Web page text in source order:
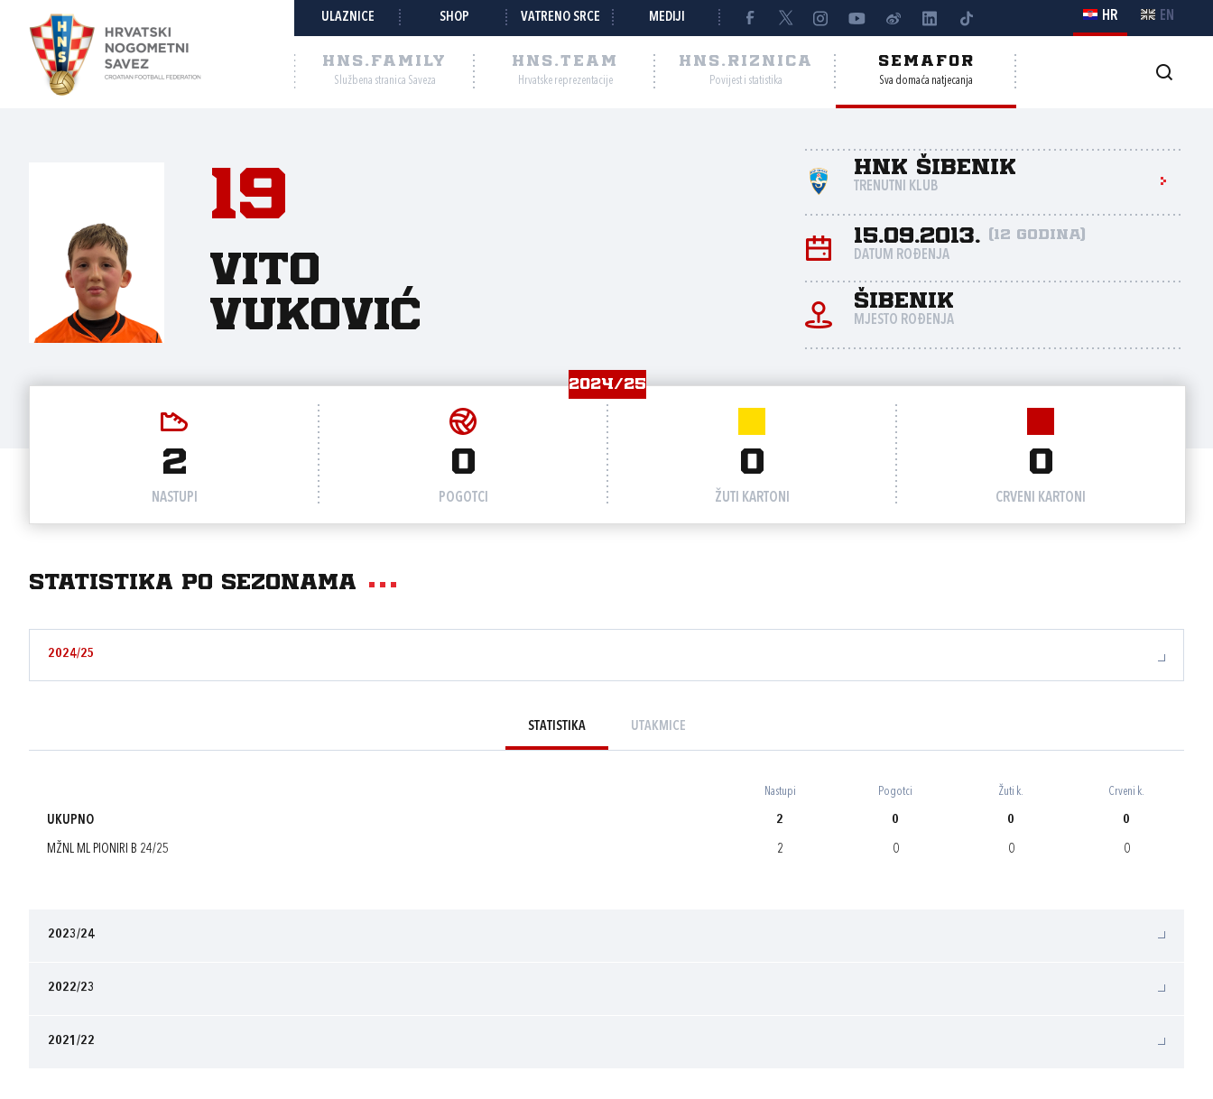
ULAZNICE SHOP VATRENO SRCE MEDIJI HR EN
HNS.FAMILY
Službena stranica Saveza
HNS.TEAM
Hrvatske reprezentacije
HNS.RIZNICA
Povijest i statistika
SEMAFOR
Sva domaća natjecanja
19
Vito
Vuković
HNK Šibenik
TRENUTNI KLUB
15.09.2013. (12 godina)
DATUM ROĐENJA
Šibenik
MJESTO ROĐENJA
2024/25
2
NASTUPI
0
POGOTCI
0
ŽUTI KARTONI
0
CRVENI KARTONI
Statistika po sezonama
2024/25
STATISTIKA UTAKMICE
Nastupi Pogotci Žuti k. Crveni k.
UKUPNO 2 0 0 0
MŽNL ML PIONIRI B 24/25 2 0 0 0
2023/24
2022/23
2021/22